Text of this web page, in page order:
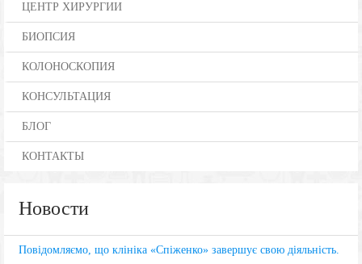
ЦЕНТР ХИРУРГИИ
БИОПСИЯ
КОЛОНОСКОПИЯ
КОНСУЛЬТАЦИЯ
БЛОГ
КОНТАКТЫ
Новости
Повідомляємо, що клініка «Спіженко» завершує свою діяльність.